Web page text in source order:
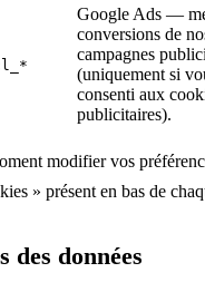
Google Ads —
conversions de
campagnes
(uniquement si
consenti aux
publicitaires).
modifier vos
» présent en bas de
des données